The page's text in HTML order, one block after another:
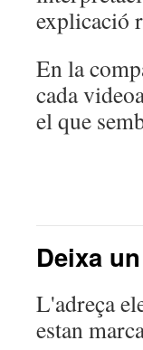
explicació
En la
cada
el que
Deixa
L'adreça
estan